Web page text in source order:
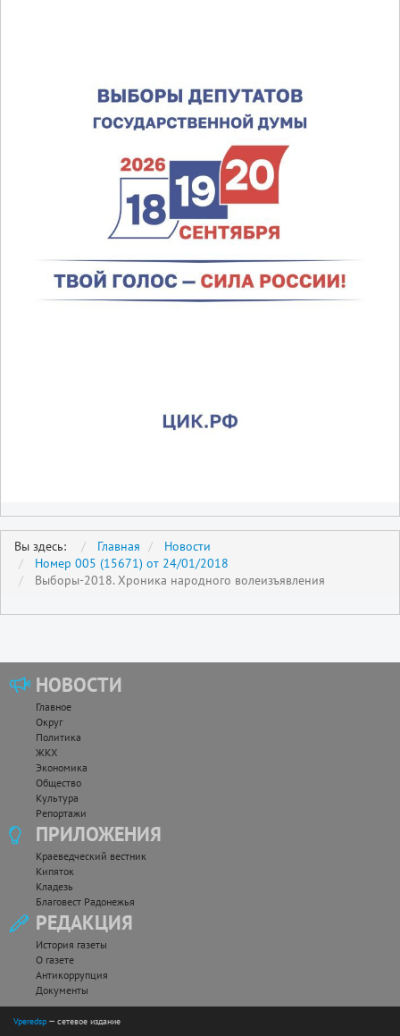
Вы здесь: Главная
Новости
Номер 005 (15671) от 24/01/2018
Выборы-2018. Хроника народного волеизъявления
НОВОСТИ
Главное
Округ
Политика
ЖКХ
Экономика
Общество
Культура
Репортажи
ПРИЛОЖЕНИЯ
Краеведческий вестник
Кипяток
Кладезь
Благовест Радонежья
РЕДАКЦИЯ
История газеты
О газете
Антикоррупция
Документы
Vperedsp — сетевое издание